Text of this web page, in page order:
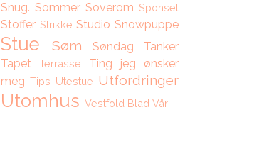
Snug. Sommer Soverom Sponset
Stoffer Strikke Studio Snowpuppe
Stue Søm Søndag
Tanker
Tapet
Terrasse
Ting jeg ønsker
meg Tips Utestue Utfordringer
Utomhus Vestfold Blad Vår